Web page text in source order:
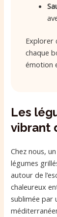
Explorer
chaque
émotion
Les
vibrant
Chez nous,
légumes
autour de
chaleureux
sublimée par